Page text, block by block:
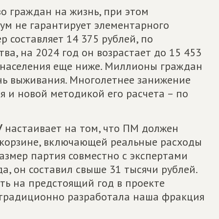
граждан на жизнь, при этом
не гарантирует элементарного
составляет 14 375 рублей, по
на 2024 год он возрастает до 15 453
еще ниже. Миллионы граждан
выживания. Многолетнее занижение
и новой методикой его расчета – по
настаивает на том, что ПМ должен
включающей реальные расходы
партия совместно с экспертами
он составил свыше 31 тысячи рублей.
на предстоящий год в проекте
разработала наша фракция